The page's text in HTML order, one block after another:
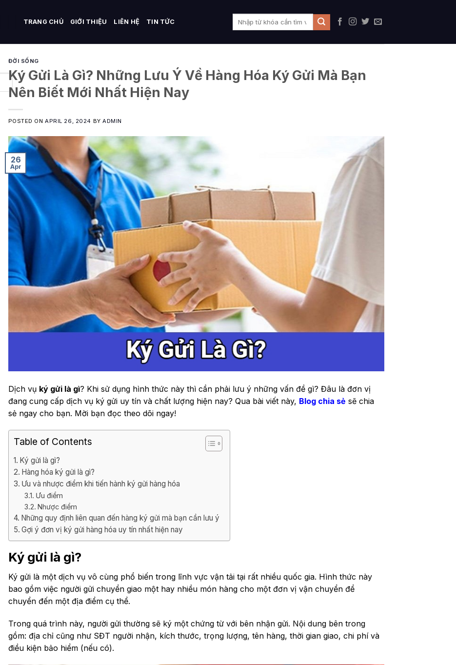
TRANG CHỦ GIỚI THIỆU LIÊN HỆ TIN TỨC
ĐỜI SỐNG
Ký Gửi Là Gì? Những Lưu Ý Về Hàng Hóa Ký Gửi Mà Bạn
Nên Biết Mới Nhất Hiện Nay
POSTED ONAPRIL 26, 2024 BYADMIN
26
Apr
Dịch vụ ký gửi là gì? Khi sử dụng hình thức này thì cần phải lưu ý những vấn đề gì? Đâu là đơn vị
đang cung cấp dịch vụ ký gửi uy tín và chất lượng hiện nay? Qua bài viết này, Blog chia sẻ sẽ chia
sẻ ngay cho bạn. Mời bạn đọc theo dõi ngay!
Table of Contents
Ký gửi là gì?
Hàng hóa ký gửi là gì?
Ưu và nhược điểm khi tiến hành ký gửi hàng hóa
Ưu điểm
Nhược điểm
Những quy định liên quan đến hàng ký gửi mà bạn cần lưu ý
Gợi ý đơn vị ký gửi hàng hóa uy tín nhất hiện nay
Ký gửi là gì?
Ký gửi là một dịch vụ vô cùng phổ biến trong lĩnh vực vận tải tại rất nhiều quốc gia. Hình thức này
bao gồm việc người gửi chuyển giao một hay nhiều món hàng cho một đơn vị vận chuyển để
chuyển đến một địa điểm cụ thể.
Trong quá trình này, người gửi thường sẽ ký một chứng từ với bên nhận gửi. Nội dung bên trong
gồm: địa chỉ cũng như SĐT người nhận, kích thước, trọng lượng, tên hàng, thời gian giao, chi phí và
điều kiện bảo hiểm (nếu có).